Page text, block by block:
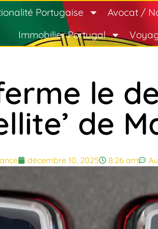
Portugaise Avocat /
Immobilier Portugal
le
de
décembre 10, 2025 8:26 am